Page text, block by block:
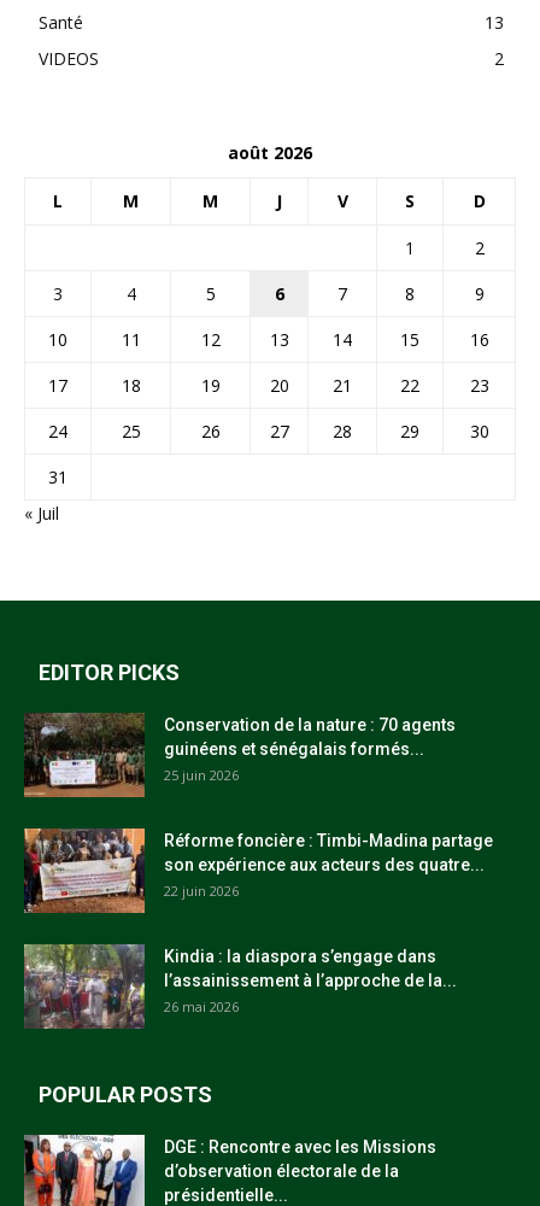
Santé
13
VIDEOS
2
août 2026
L M M J V S D
1
2
3
4 5 6 7 8
9
10
11 12 13 14 15
16
17
18 19 20 21 22
23
24
25 26 27 28 29
30
31
« Juil
EDITOR PICKS
Conservation de la nature : 70 agents
guinéens et sénégalais formés...
25 juin 2026
Réforme foncière : Timbi-Madina partage
son expérience aux acteurs des quatre...
22 juin 2026
Kindia : la diaspora s’engage dans
l’assainissement à l’approche de la...
26 mai 2026
POPULAR POSTS
DGE : Rencontre avec les Missions
d’observation électorale de la
présidentielle...